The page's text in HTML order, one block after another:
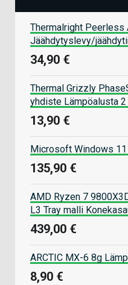
Thermalright Peerless
Jäähdytyslevy/
34,90 €
Thermal Grizzly
yhdiste Lämpöalusta 2
13,90 €
Microsoft Windows
135,90 €
AMD Ryzen 7
L3 Tray malli
439,00 €
ARCTIC MX-6 8g
8,90 €